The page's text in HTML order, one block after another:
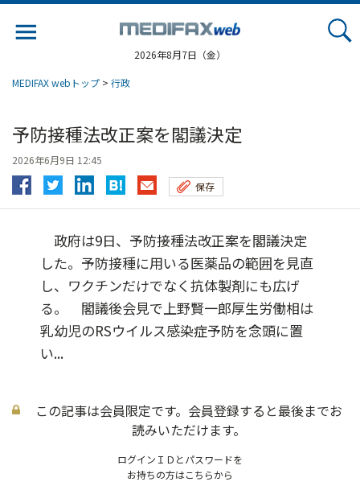
2026年8月7日（金）
MEDIFAX webトップ > 行政
予防接種法改正案を閣議決定
2026年6月9日 12:45
保存
政府は9日、予防接種法改正案を閣議決定
した。予防接種に用いる医薬品の範囲を見直
し、ワクチンだけでなく抗体製剤にも広げ
る。 閣議後会見で上野賢一郎厚生労働相は
乳幼児のRSウイルス感染症予防を念頭に置
い...
この記事は会員限定です。会員登録すると最後までお
読みいただけます。
ログインＩＤとパスワードを
お持ちの方はこちらから